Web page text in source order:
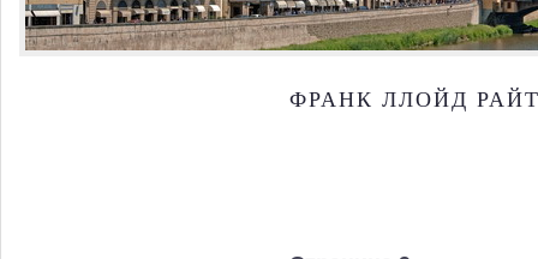
ФРАНК ЛЛОЙД